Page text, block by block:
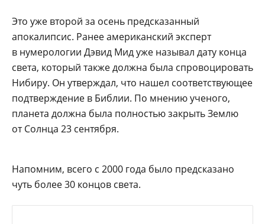
Это уже второй за осень предсказанный
апокалипсис. Ранее американский эксперт
в нумерологии Дэвид Мид уже называл дату конца
света, который также должна была спровоцировать
Нибиру. Он утверждал, что нашел соответствующее
подтверждение в Библии. По мнению ученого,
планета должна была полностью закрыть Землю
от Солнца 23 сентября.
Напомним, всего с 2000 года было предсказано
чуть более 30 концов света.